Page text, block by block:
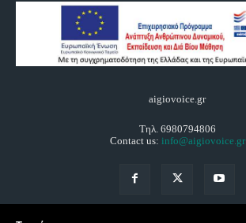
aigiovoice.gr
Τηλ. 6980794806
Contact us: info@aigiovoice.gr